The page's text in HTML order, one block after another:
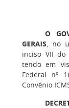
O
GERAIS, no
inciso VII
tendo em
Federal nº
Convênio